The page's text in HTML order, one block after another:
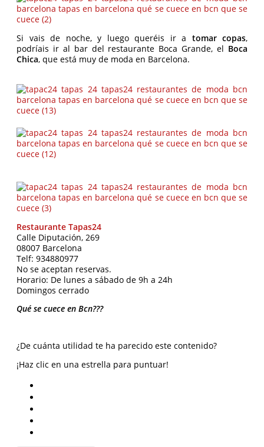
Si vais de noche, y luego queréis ir a tomar copas,
podríais ir al bar del restaurante Boca Grande, el Boca
Chica, que está muy de moda en Barcelona.
Restaurante Tapas24
Calle Diputación, 269
08007 Barcelona
Telf: 934880977
No se aceptan reservas.
Horario: De lunes a sábado de 9h a 24h
Domingos cerrado
Qué se cuece en Bcn???
¿De cuánta utilidad te ha parecido este contenido?
¡Haz clic en una estrella para puntuar!